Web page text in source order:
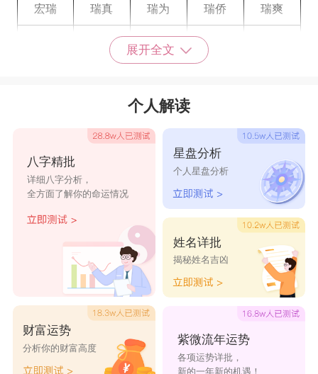
宏瑞 瑞真 瑞为 瑞侨 瑞爽
瑞纨 瑞娅 瑞叶
瑞廉
瑞傲 瑞荷 瑞锹
瑞薇 瑞鹤 瑞恋
瑞忆 菁瑞
璐瑞 端瑞
依瑞 千瑞
展开全文
个人解读
八字精批
详细八字分析，
全方面了解你的命运情况
财富运势
分析你的财富高度
星盘分析
个人星盘分析
姓名详批
揭秘姓名吉凶
紫微流年运势
各项运势详批，
新的一年新的机遇！